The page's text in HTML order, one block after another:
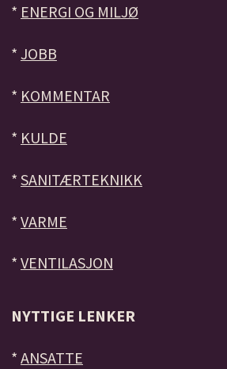
* ENERGI OG MILJØ
* JOBB
* KOMMENTAR
* KULDE
* SANITÆRTEKNIKK
* VARME
* VENTILASJON
NYTTIGE LENKER
* ANSATTE